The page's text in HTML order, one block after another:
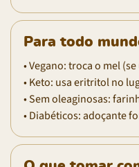
Para todo
• Vegano: troca o mel
• Keto: usa eritritol no
• Sem oleaginosas:
• Diabéticos: adoçante